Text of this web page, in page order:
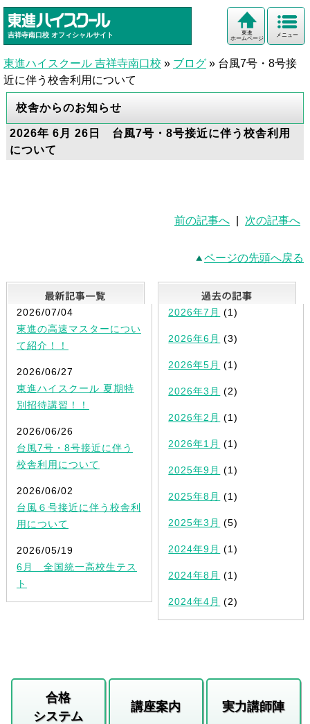
吉祥寺南口校 オフィシャルサイト メニュー
東進
ホームページ
東進ハイスクール 吉祥寺南口校 » ブログ » 台風7号・8号接
近に伴う校舎利用について
校舎からのお知らせ
2026年 6月 26日 台風7号・8号接近に伴う校舎利用
について
前の記事へ 次の記事へ
ページの先頭へ戻る
最新記事一覧
2026/07/04
東進の高速マスターについ
て紹介！！
2026/06/27
東進ハイスクール 夏期特
別招待講習！！
2026/06/26
台風7号・8号接近に伴う
校舎利用について
2026/06/02
台風６号接近に伴う校舎利
用について
2026/05/19
6月 全国統一高校生テス
ト
2026年7月 (1)
2026年6月 (3)
2026年5月 (1)
2026年3月 (2)
2026年2月 (1)
2026年1月 (1)
2025年9月 (1)
2025年8月 (1)
2025年3月 (5)
2024年9月 (1)
2024年8月 (1)
2024年4月 (2)
合格
システム
講座案内 実力講師陣